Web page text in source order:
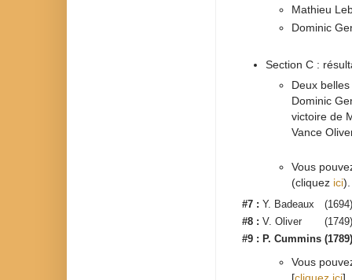
Mathieu
Dominic
Section C :
Deux
Dominic
victoire de
Vance
Vous
(cliquez ici).
#7 : Y. Badeaux
(1694)
#8 : V. Oliver
(1749)
#9 : P. Cummins (1789)
Vous